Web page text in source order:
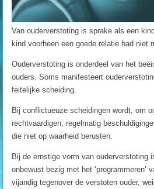
Van ouderverstoting is sprake als een
kind voorheen een goede relatie had niet
Ouderverstoting is onderdeel van het
ouders. Soms manifesteert
feitelijke scheiding.
Bij conflictueuze scheidingen wordt, om
rechtvaardigen, regelmatig
die niet op waarheid berusten.
Bij de ernstige vorm van ouderverstoting
onbewust bezig met het ‘programmeren’
vijandig tegenover de verstoten ouder,